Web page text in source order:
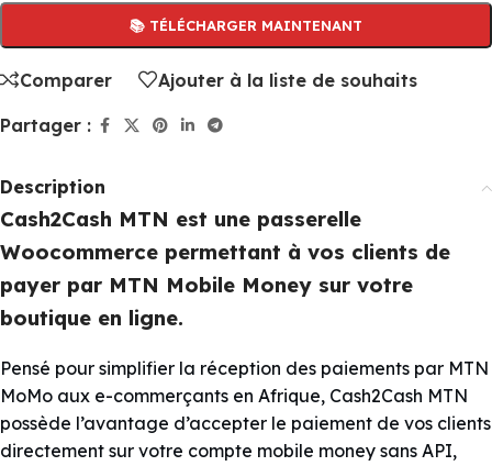
📚 TÉLÉCHARGER MAINTENANT
Comparer Ajouter à la liste de souhaits
Partager :
Description
Cash2Cash MTN est une passerelle
Woocommerce permettant à vos clients de
payer par MTN Mobile Money sur votre
boutique en ligne.
Pensé pour simplifier la réception des paiements par MTN
MoMo aux e-commerçants en Afrique, Cash2Cash MTN
possède l’avantage d’accepter le paiement de vos clients
directement sur votre compte mobile money sans API,